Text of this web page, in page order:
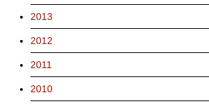
2013
2012
2011
2010